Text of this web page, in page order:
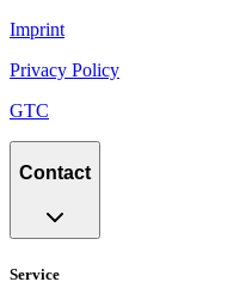
Imprint
Privacy Policy
GTC
Contact
Service